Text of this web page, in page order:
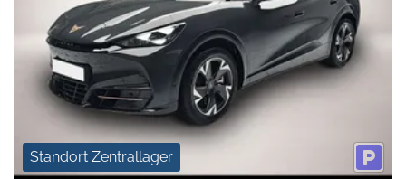
Standort Zentrallager